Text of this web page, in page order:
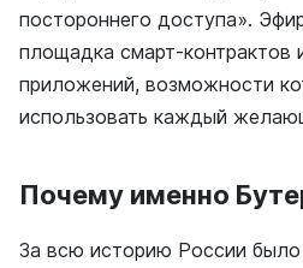
постороннего доступа».
площадка смарт-контрактов
приложений, возможности
использовать каждый
Почему именно
За всю историю России